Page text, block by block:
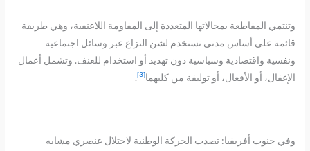
وتنتمي المقاطعة بمجالاتها المتعددة إلى المقاومة اللاعنفية، وهي طريقة
قائمة على أساس مدني تستخدم لشن النزاع عبر وسائل اجتماعية
ونفسية واقتصادية وسياسية دون تهديد أو استخدام للعنف. وتشمل أعمال
الإغفال، أو الأفعال، أو توليفة من كليهما[3]
.
وفي جنوب أفريقيا: تصدت الحركة الوطنية لاحتلال عنصري مشابه